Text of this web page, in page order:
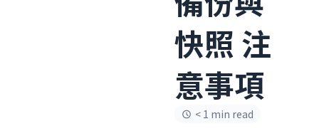
快照 注
意事項
< 1 min read